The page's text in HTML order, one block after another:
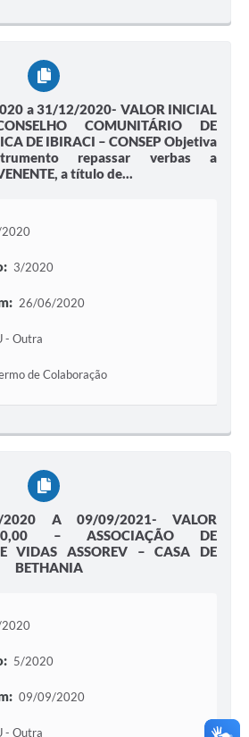
a 31/12/2020- VALOR INICIAL
COMUNITÁRIO DE
DE IBIRACI – CONSEP Objetiva
repassar verbas a
a título de...
3/2020
26/06/2020
- Outra
de Colaboração
2020 A 09/09/2021- VALOR
– ASSOCIAÇÃO DE
VIDAS ASSOREV – CASA DE
BETHANIA
5/2020
09/09/2020
- Outra